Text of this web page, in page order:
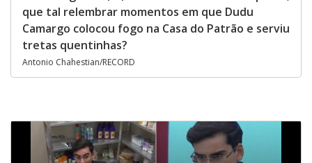
que tal relembrar momentos em que Dudu
Camargo colocou fogo na Casa do Patrão e serviu
tretas quentinhas?
Antonio Chahestian/RECORD